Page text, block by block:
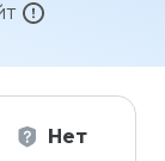
Нет